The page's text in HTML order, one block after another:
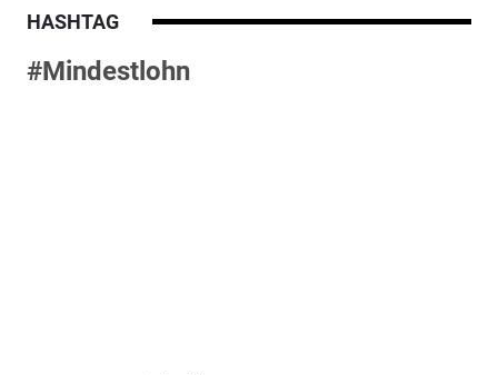
HASHTAG
#Mindestlohn